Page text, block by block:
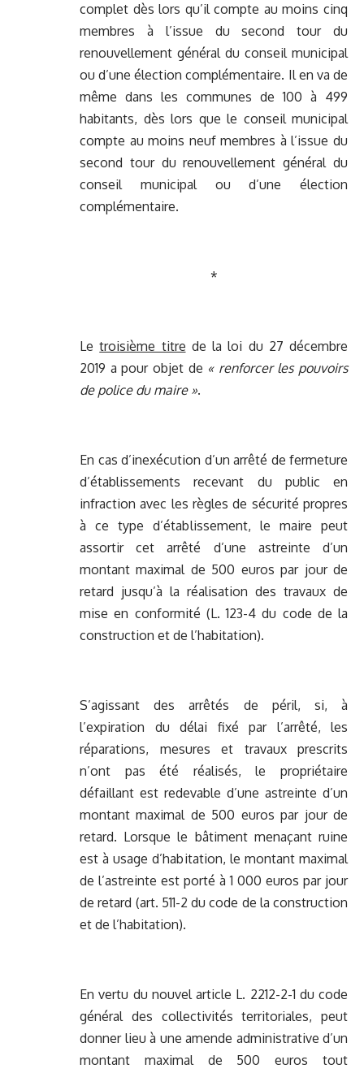
complet dès lors qu’il compte au moins cinq
membres à l’issue du second tour du
renouvellement général du conseil municipal
ou d’une élection complémentaire. Il en va de
même dans les communes de 100 à 499
habitants, dès lors que le conseil municipal
compte au moins neuf membres à l’issue du
second tour du renouvellement général du
conseil municipal ou d’une élection
complémentaire.
*
Letroisième titre de la loi du 27 décembre
2019 a pour objet de « renforcer les pouvoirs
de police du maire ».
En cas d’inexécution d’un arrêté de fermeture
d’établissements recevant du public en
infraction avec les règles de sécurité propres
à ce type d’établissement, le maire peut
assortir cet arrêté d’une astreinte d’un
montant maximal de 500 euros par jour de
retard jusqu’à la réalisation des travaux de
mise en conformité (L. 123-4 du code de la
construction et de l’habitation).
S’agissant des arrêtés de péril, si, à
l’expiration du délai fixé par l’arrêté, les
réparations, mesures et travaux prescrits
n’ont pas été réalisés, le propriétaire
défaillant est redevable d’une astreinte d’un
montant maximal de 500 euros par jour de
retard. Lorsque le bâtiment menaçant ruine
est à usage d’habitation, le montant maximal
de l’astreinte est porté à 1 000 euros par jour
de retard (art. 511-2 du code de la construction
et de l’habitation).
En vertu du nouvel article L. 2212-2-1 du code
général des collectivités territoriales, peut
donner lieu à une amende administrative d’un
montant maximal de 500 euros tout